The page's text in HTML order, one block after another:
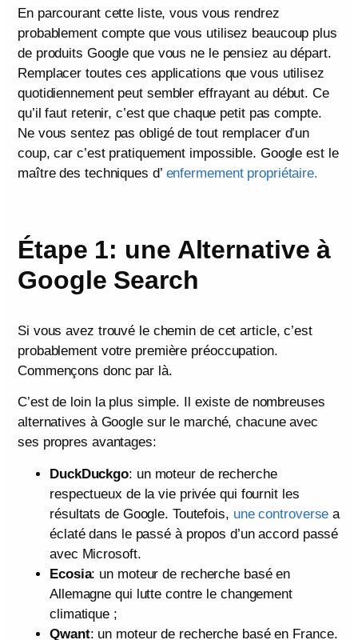
En parcourant cette liste, vous vous rendrez
probablement compte que vous utilisez beaucoup plus
de produits Google que vous ne le pensiez au départ.
Remplacer toutes ces applications que vous utilisez
quotidiennement peut sembler effrayant au début. Ce
qu’il faut retenir, c’est que chaque petit pas compte.
Ne vous sentez pas obligé de tout remplacer d’un
coup, car c’est pratiquement impossible. Google est le
maître des techniques d’ enfermement propriétaire.
Étape 1: une Alternative à
Google Search
Si vous avez trouvé le chemin de cet article, c’est
probablement votre première préoccupation.
Commençons donc par là.
C’est de loin la plus simple. Il existe de nombreuses
alternatives à Google sur le marché, chacune avec
ses propres avantages:
DuckDuckgo: un moteur de recherche
respectueux de la vie privée qui fournit les
résultats de Google. Toutefois, une controverse a
éclaté dans le passé à propos d’un accord passé
avec Microsoft.
Ecosia: un moteur de recherche basé en
Allemagne qui lutte contre le changement
climatique ;
Qwant: un moteur de recherche basé en France.